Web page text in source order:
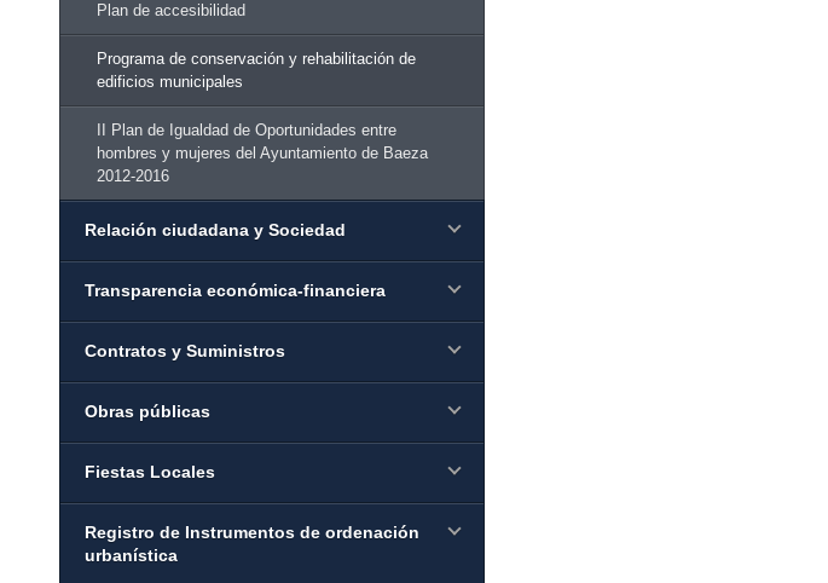
Plan de accesibilidad
Programa de conservación y rehabilitación de
edificios municipales
II Plan de Igualdad de Oportunidades entre
hombres y mujeres del Ayuntamiento de Baeza
2012-2016
Relación ciudadana y Sociedad
Transparencia económica-financiera
Contratos y Suministros
Obras públicas
Fiestas Locales
Registro de Instrumentos de ordenación
urbanística